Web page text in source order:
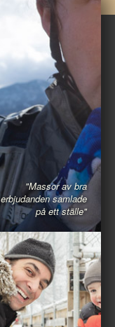
"Massor av bra
erbjudanden samlade
på ett ställe"